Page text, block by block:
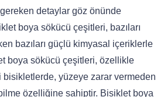
gereken detaylar göz önünde
boya sökücü çeşitleri, bazıları
bazıları güçlü kimyasal içeriklerle
boya sökücü çeşitleri, özellikle
yüzeye zarar vermeden
özelliğine sahiptir. Bisiklet boya